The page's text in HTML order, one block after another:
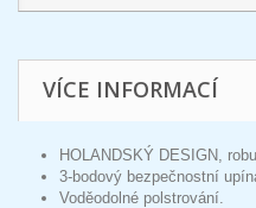
VÍCE INFORMACÍ
HOLANDSKÝ DESIGN,
3-bodový bezpečnostní
Voděodolné polstrování.